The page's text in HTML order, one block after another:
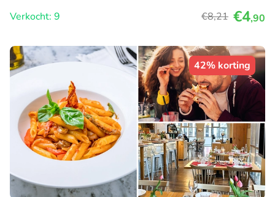
Verkocht: 9
€8,21 €4,90
42% korting